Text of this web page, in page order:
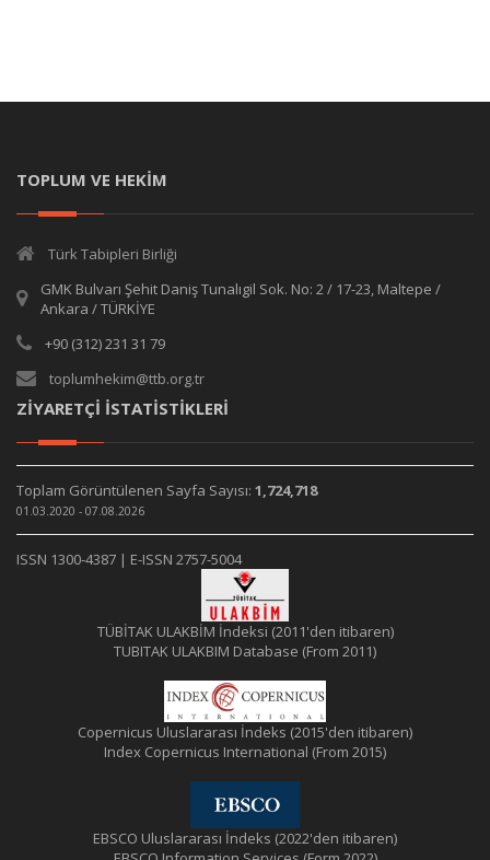
TOPLUM VE HEKİM
Türk Tabipleri Birliği
GMK Bulvarı Şehit Daniş Tunalıgil Sok. No: 2 / 17-23, Maltepe /
Ankara / TÜRKİYE
+90 (312) 231 31 79
toplumhekim@ttb.org.tr
ZİYARETÇİ İSTATİSTİKLERİ
Toplam Görüntülenen Sayfa Sayısı: 1,724,718
01.03.2020 - 07.08.2026
ISSN 1300-4387 | E-ISSN 2757-5004
TÜBİTAK ULAKBİM İndeksi (2011'den itibaren)
TUBITAK ULAKBIM Database (From 2011)
Copernicus Uluslararası İndeks (2015'den itibaren)
Index Copernicus International (From 2015)
EBSCO Uluslararası İndeks (2022'den itibaren)